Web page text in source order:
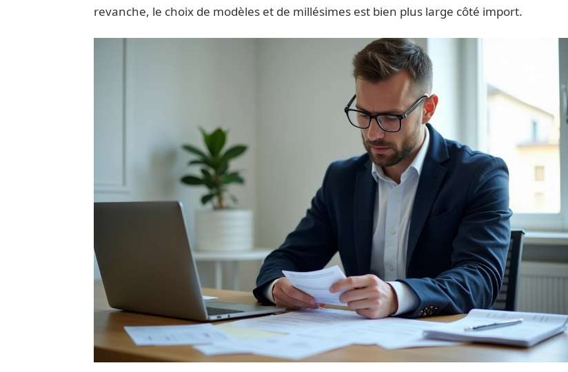
revanche, le choix de modèles et de millésimes est bien plus large côté import.